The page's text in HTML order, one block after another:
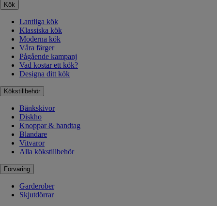
Kök
Lantliga kök
Klassiska kök
Moderna kök
Våra färger
Pågående kampanj
Vad kostar ett kök?
Designa ditt kök
Kökstillbehör
Bänkskivor
Diskho
Knoppar & handtag
Blandare
Vitvaror
Alla kökstillbehör
Förvaring
Garderober
Skjutdörrar